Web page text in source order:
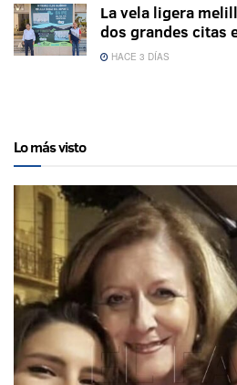
La vela ligera
dos grandes citas
HACE 3 DÍAS
Lo más visto